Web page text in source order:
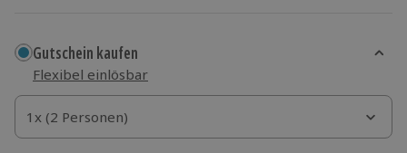
Gutschein kaufen
Flexibel einlösbar
1x (2 Personen)
1x (2 Personen)
1x (2 Personen)